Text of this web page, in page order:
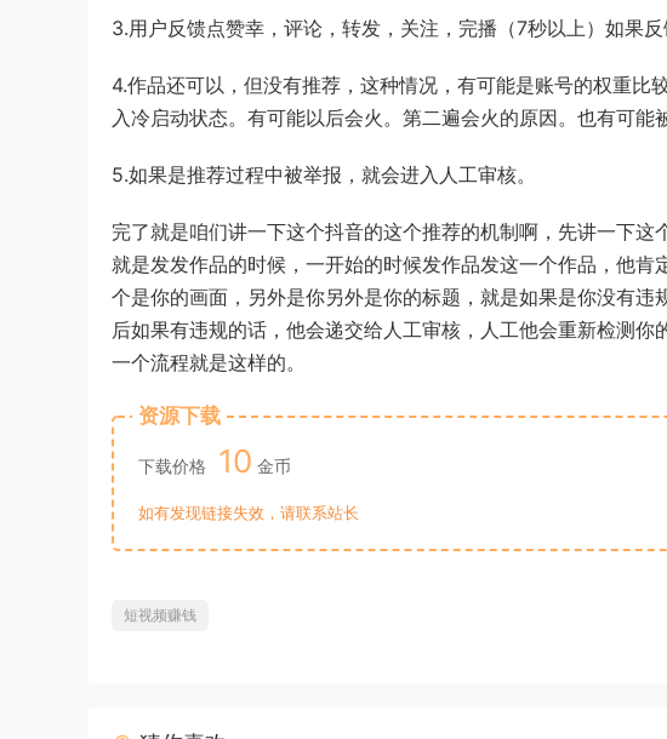
3.用户反馈点赞幸，评论，转发，关注，完播（7秒以上）如果
4.作品还可以，但没有推荐，这种情况，有可能是账号的权重
入冷启动状态。有可能以后会火。第二遍会火的原因。也有可能
5.如果是推荐过程中被举报，就会进入人工审核。
完了就是咱们讲一下这个抖音的这个推荐的机制啊，先讲一下
就是发发作品的时候，一开始的时候发作品发这一个作品，他
个是你的画面，另外是你另外是你的标题，就是如果是你没有
后如果有违规的话，他会递交给人工审核，人工他会重新检测
一个流程就是这样的。
资源下载
下载价格 10 金币
如有发现链接失效，请联系站长
短视频赚钱